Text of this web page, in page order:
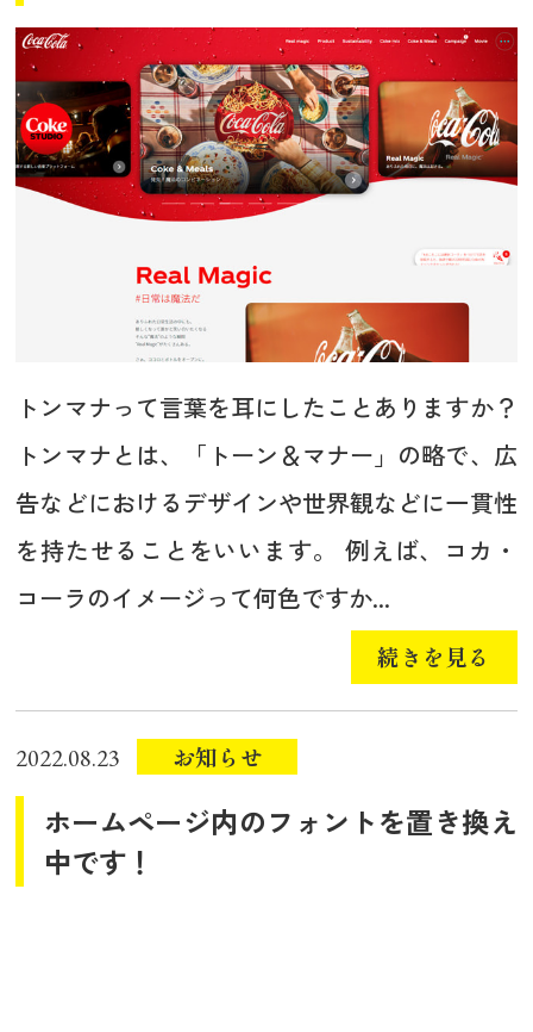
トンマナって言葉を耳にしたことありますか？
トンマナとは、「トーン＆マナー」の略で、広
告などにおけるデザインや世界観などに一貫性
を持たせることをいいます。 例えば、コカ・
コーラのイメージって何色ですか...
続きを見る
2022.08.23 お知らせ
ホームページ内のフォントを置き換え
中です！